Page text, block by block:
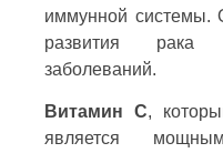
иммунной системы.
развития рака
заболеваний.
Витамин С,
является